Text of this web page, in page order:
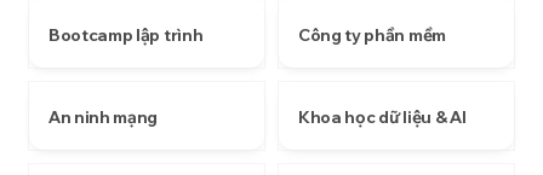
Bootcamp lập trình Công ty phần mềm
An ninh mạng Khoa học dữ liệu & AI